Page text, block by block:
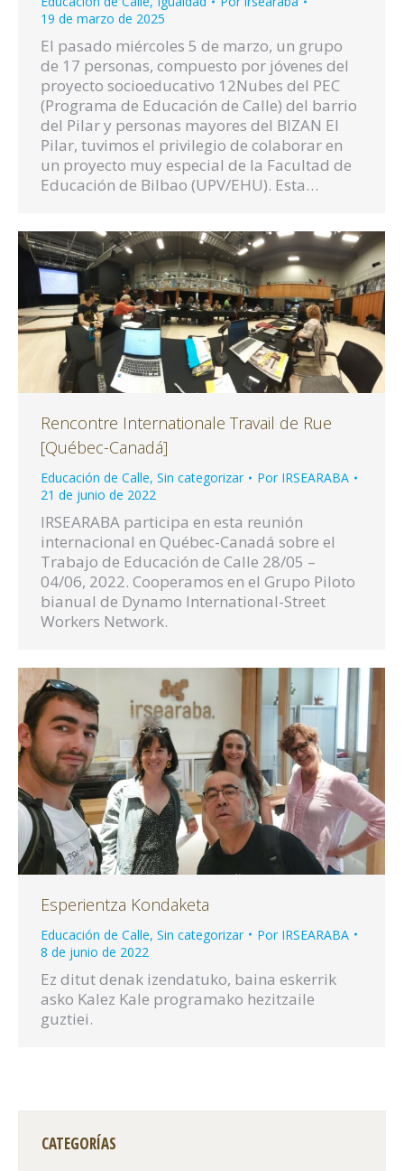
19 de marzo de 2025
El pasado miércoles 5 de marzo, un grupo
de 17 personas, compuesto por jóvenes del
proyecto socioeducativo 12Nubes del PEC
(Programa de Educación de Calle) del barrio
del Pilar y personas mayores del BIZAN El
Pilar, tuvimos el privilegio de colaborar en
un proyecto muy especial de la Facultad de
Educación de Bilbao (UPV/EHU). Esta…
Rencontre Internationale Travail de Rue
[Québec-Canadá]
Educación de Calle, Sin categorizar Por IRSEARABA
21 de junio de 2022
IRSEARABA participa en esta reunión
internacional en Québec-Canadá sobre el
Trabajo de Educación de Calle 28/05 –
04/06, 2022. Cooperamos en el Grupo Piloto
bianual de Dynamo International-Street
Workers Network.
Esperientza Kondaketa
Educación de Calle, Sin categorizar Por IRSEARABA
8 de junio de 2022
Ez ditut denak izendatuko, baina eskerrik
asko Kalez Kale programako hezitzaile
guztiei.
CATEGORÍAS